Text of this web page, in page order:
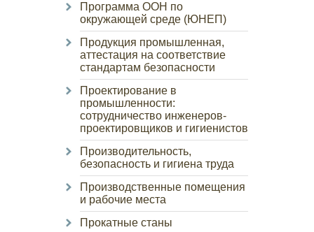
Программа ООН по
окружающей среде (ЮНЕП)
Продукция промышленная,
аттестация на соответствие
стандартам безопасности
Проектирование в
промышленности:
сотрудничество инженеров-
проектировщиков и гигиенистов
Производительность,
безопасность и гигиена труда
Производственные помещения
и рабочие места
Прокатные станы